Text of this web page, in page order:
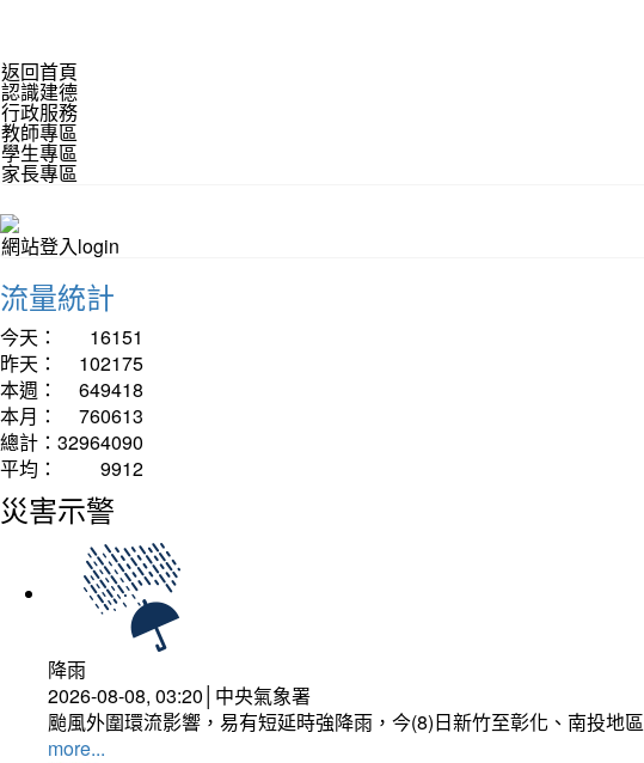
返回首頁
認識建德
行政服務
教師專區
學生專區
家長專區
網站登入login
流量統計
今天：
16151
昨天：
102175
本週：
649418
本月：
760613
總計： 32964090
平均：
9912
災害示警
降雨
2026-08-08, 03:20│中央氣象署
颱風外圍環流影響，易有短延時強降雨，今(8)日新竹至彰化、南投地
more...